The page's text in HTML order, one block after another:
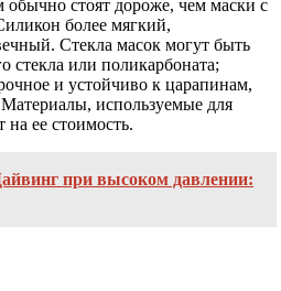
стоят дороже, чем маски с
более мягкий,
Стекла масок могут быть
стекла или поликарбоната;
и устойчиво к царапинам,
используемые для
ее стоимость.
при высоком давлении: